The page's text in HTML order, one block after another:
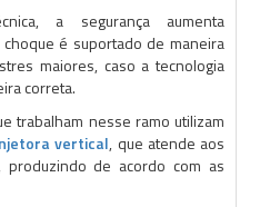
a segurança aumenta
é suportado de maneira
maiores, caso a tecnologia
correta.
trabalham nesse ramo utilizam
vertical, que atende aos
produzindo de acordo com as